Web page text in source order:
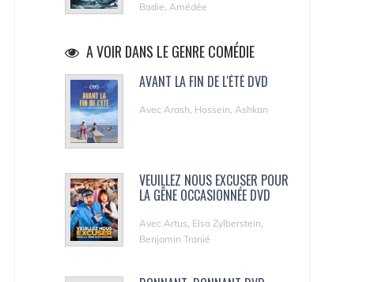
Badie, Amédée
A VOIR DANS LE GENRE COMÉDIE
AVANT LA FIN DE L'ÉTÉ DVD
Avec Arash, Hossein, Ashkan
VEUILLEZ NOUS EXCUSER POUR
LA GÊNE OCCASIONNÉE DVD
Avec Artus, Elsa Zylberstein,
Benjamin Tranié